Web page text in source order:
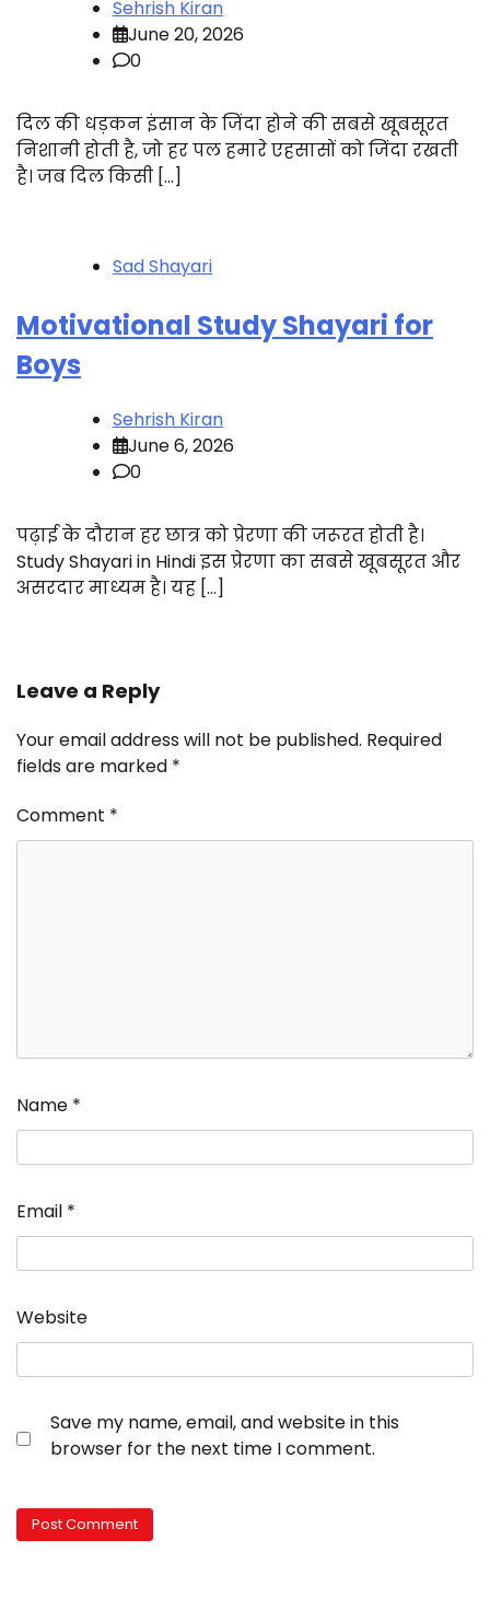
Sehrish Kiran
June 20, 2026
0
दिल की धड़कन इंसान के जिंदा होने की सबसे खूबसूरत
निशानी होती है, जो हर पल हमारे एहसासों को जिंदा रखती
है। जब दिल किसी […]
Sad Shayari
Motivational Study Shayari for
Boys
Sehrish Kiran
June 6, 2026
0
पढ़ाई के दौरान हर छात्र को प्रेरणा की जरूरत होती है।
Study Shayari in Hindi इस प्रेरणा का सबसे खूबसूरत और
असरदार माध्यम है। यह […]
Leave a Reply
Your email address will not be published. Required
fields are marked *
Comment *
Name *
Email *
Website
Save my name, email, and website in this
browser for the next time I comment.